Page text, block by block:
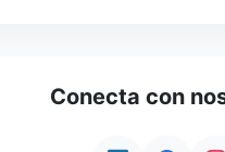
Conecta con